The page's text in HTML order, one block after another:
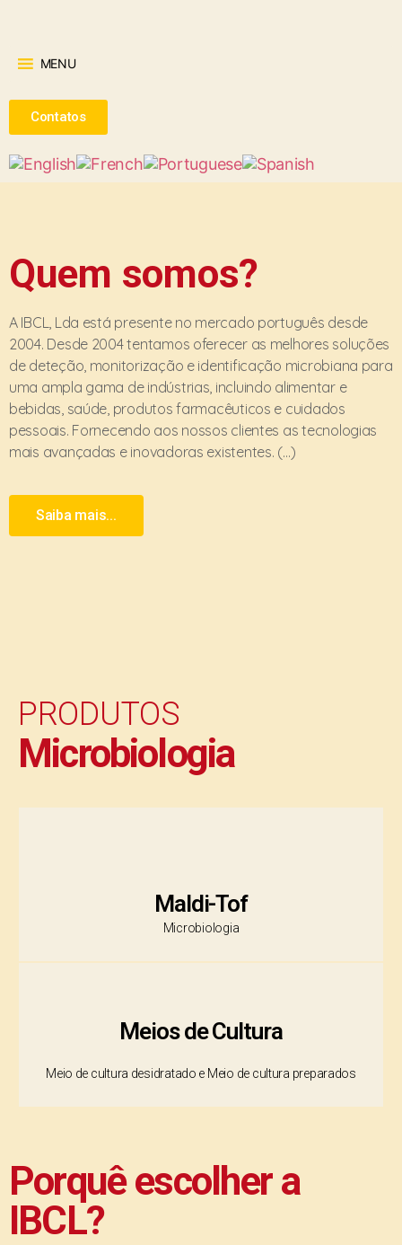
MENU
Contatos
Quem somos?
A IBCL, Lda está presente no mercado português desde
2004. Desde 2004 tentamos oferecer as melhores soluções
de deteção, monitorização e identificação microbiana para
uma ampla gama de indústrias, incluindo alimentar e
bebidas, saúde, produtos farmacêuticos e cuidados
pessoais. Fornecendo aos nossos clientes as tecnologias
mais avançadas e inovadoras existentes. (…)
Saiba mais...
PRODUTOS
Microbiologia
Maldi-Tof
Microbiologia
Meios de Cultura
Meio de cultura desidratado e Meio de cultura preparados
Porquê escolher a
IBCL?